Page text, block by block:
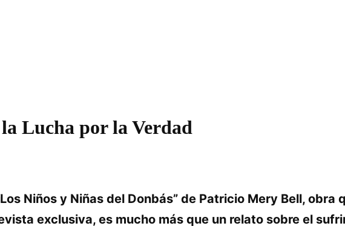
Lucha por la Verdad
Niños y Niñas del Donbás” de Patricio Mery Bell, obra
exclusiva, es mucho más que un relato sobre el